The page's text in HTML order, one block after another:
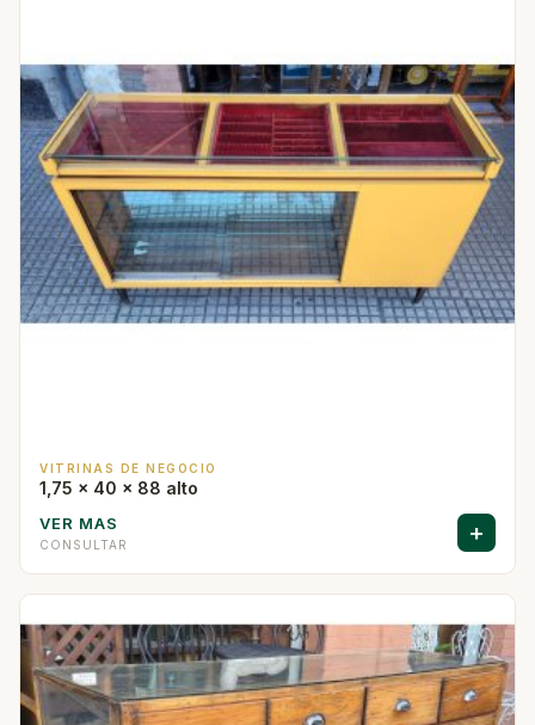
VITRINAS DE NEGOCIO
1,75 x 40 x 88 alto
VER MAS
CONSULTAR +